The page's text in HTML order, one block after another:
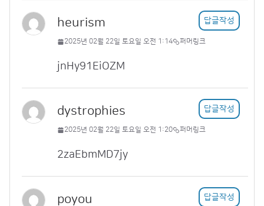
heurism 답글작성
2025년 02월 22일 토요일 오전 1:14 퍼머링크
jnHy91EiOZM
dystrophies 답글작성
2025년 02월 22일 토요일 오전 1:20 퍼머링크
2zaEbmMD7jy
poyou 답글작성